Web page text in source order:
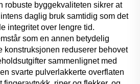
robuste byggekvaliteten sikrer at
daglig bruk samtidig som det
integritet over lengre tid.
som en annen betydelig
konstruksjonen reduserer behovet
sammenlignet med
svarte pulverlakkerte overflaten